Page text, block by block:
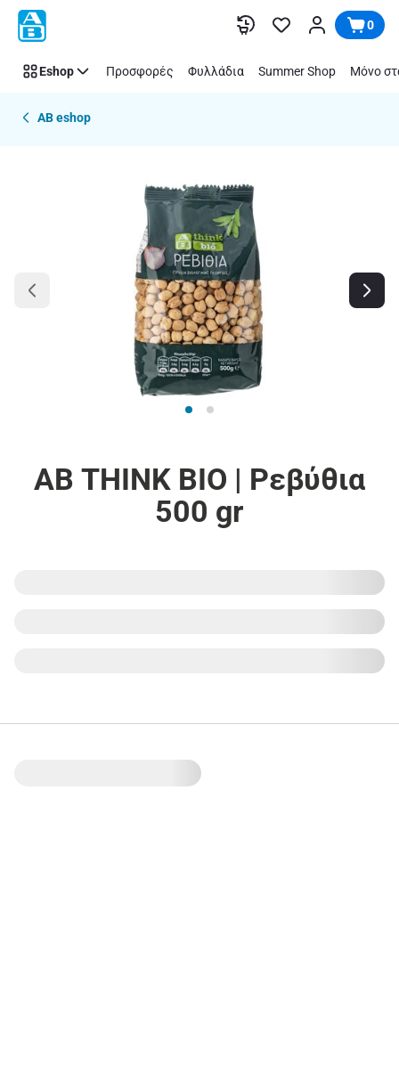
Παράλειψη 0
Eshop Προσφορές Φυλλάδια Summer Shop Μόνο
AB eshop
ΑΒ THINK BIO | Ρεβύθια
500 gr